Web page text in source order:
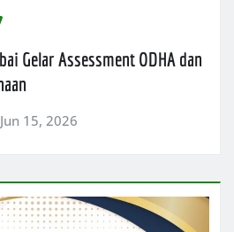
Gelar Assessment ODHA dan
Jun 15, 2026